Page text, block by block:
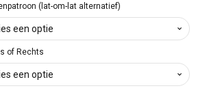
(lat-om-lat alternatief)
of Rechts